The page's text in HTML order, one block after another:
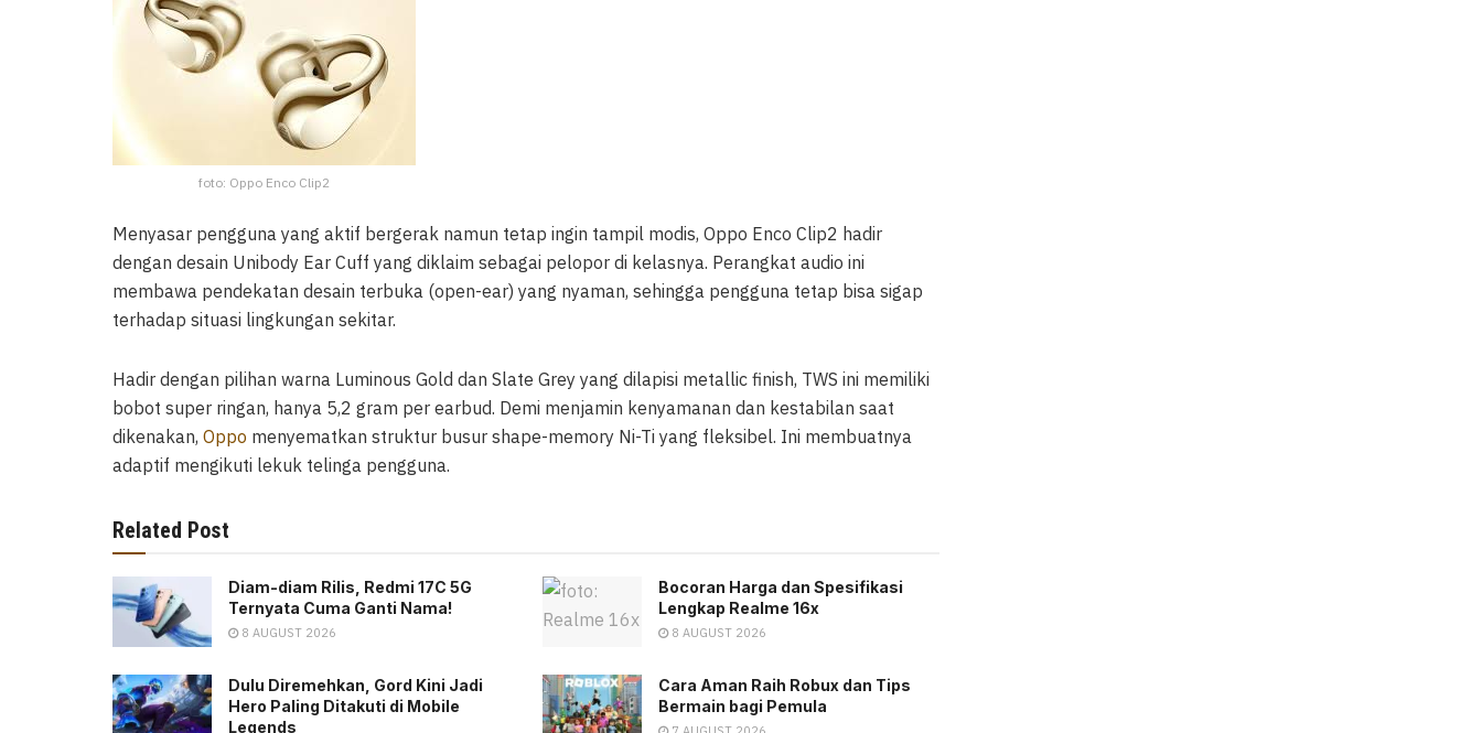
foto: Oppo Enco Clip2
Menyasar pengguna yang aktif bergerak namun tetap ingin tampil modis, Oppo Enco Clip2 hadir
dengan desain Unibody Ear Cuff yang diklaim sebagai pelopor di kelasnya. Perangkat audio ini
membawa pendekatan desain terbuka (open-ear) yang nyaman, sehingga pengguna tetap bisa sigap
terhadap situasi lingkungan sekitar.
Hadir dengan pilihan warna Luminous Gold dan Slate Grey yang dilapisi metallic finish, TWS ini memiliki
bobot super ringan, hanya 5,2 gram per earbud. Demi menjamin kenyamanan dan kestabilan saat
dikenakan, Oppo menyematkan struktur busur shape-memory Ni-Ti yang fleksibel. Ini membuatnya
adaptif mengikuti lekuk telinga pengguna.
Related Post
Diam-diam Rilis, Redmi 17C 5G
Ternyata Cuma Ganti Nama!
8 AUGUST 2026
Bocoran Harga dan Spesifikasi
Lengkap Realme 16x
8 AUGUST 2026
Dulu Diremehkan, Gord Kini Jadi
Hero Paling Ditakuti di Mobile
Legends
Cara Aman Raih Robux dan Tips
Bermain bagi Pemula